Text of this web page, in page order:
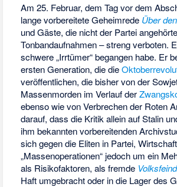
Am 25. Februar, dem Tag vor dem
lange vorbereitete Geheimrede Über
und Gäste, die nicht der Partei
Tonbandaufnahmen – streng verboten.
schwere „Irrtümer“ begangen habe. Er
ersten Generation, die die
veröffentlichen, die bisher von der
Massenmorden im Verlauf der
ebenso wie vonVerbrechen der Roten
darauf, dass die Kritik allein auf Stalin
ihm bekannten vorbereitenden
sich gegen die Eliten in Partei,
„Massenoperationen“ jedoch um ein
als Risikofaktoren, als fremde
Haft umgebracht oder in die Lager des